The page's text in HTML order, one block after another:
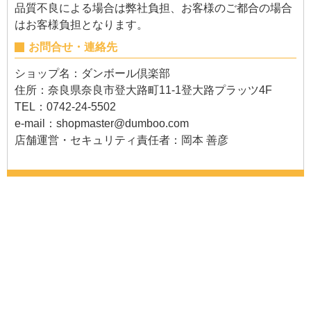
品質不良による場合は弊社負担、お客様のご都合の場合
はお客様負担となります。
お問合せ・連絡先
ショップ名：ダンボール倶楽部
住所：奈良県奈良市登大路町11-1登大路プラッツ4F
TEL：0742-24-5502
e-mail： shopmaster@dumboo.com
店舗運営・セキュリティ責任者：岡本 善彦